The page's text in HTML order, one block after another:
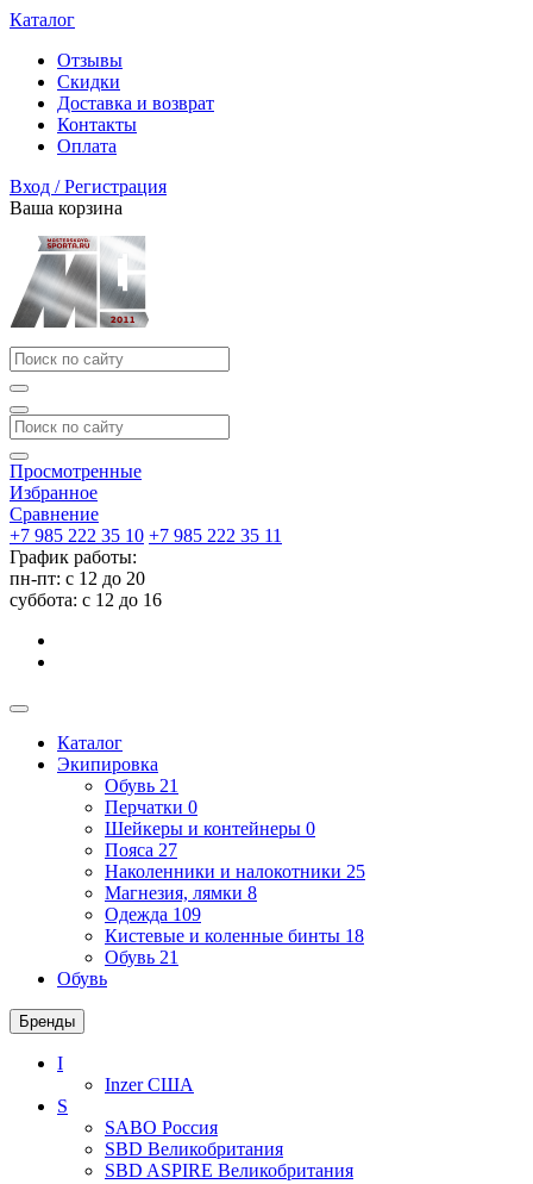
Каталог
Отзывы
Скидки
Доставка и возврат
Контакты
Оплата
Вход / Регистрация
Ваша корзина
Просмотренные
Избранное
Сравнение
+7 985 222 35 10 +7 985 222 35 11
График работы:
пн-пт: с 12 до 20
суббота: c 12 до 16
Каталог
Экипировка
Обувь 21
Перчатки 0
Шейкеры и контейнеры 0
Пояса 27
Наколенники и налокотники 25
Магнезия, лямки 8
Одежда 109
Кистевые и коленные бинты 18
Обувь 21
Обувь
Бренды
I
InzerСША
S
SABO Россия
SBD Великобритания
SBD ASPIRE Великобритания